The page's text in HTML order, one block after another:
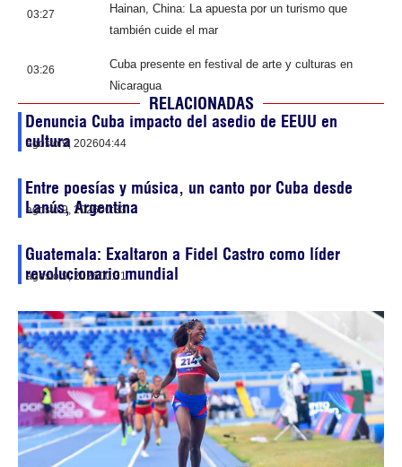
03:27
Hainan, China: La apuesta por un turismo que
también cuide el mar
03:26
Cuba presente en festival de arte y culturas en
Nicaragua
RELACIONADAS
Denuncia Cuba impacto del asedio de EEUU en
cultura
agosto 9, 202604:44
Entre poesías y música, un canto por Cuba desde
Lanús, Argentina
agosto 9, 202600:33
Guatemala: Exaltaron a Fidel Castro como líder
revolucionario mundial
agosto 9, 202600:31